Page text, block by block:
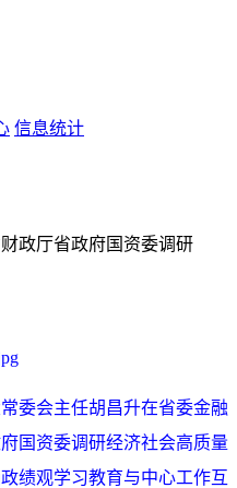
信息统计
政厅省政府国资委调研
委会主任胡昌升在省委金融
国资委调研经济社会高质量
绩观学习教育与中心工作互